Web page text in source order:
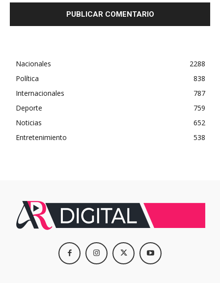
Nacionales
2288
Política
838
Internacionales
787
Deporte
759
Noticias
652
Entretenimiento
538